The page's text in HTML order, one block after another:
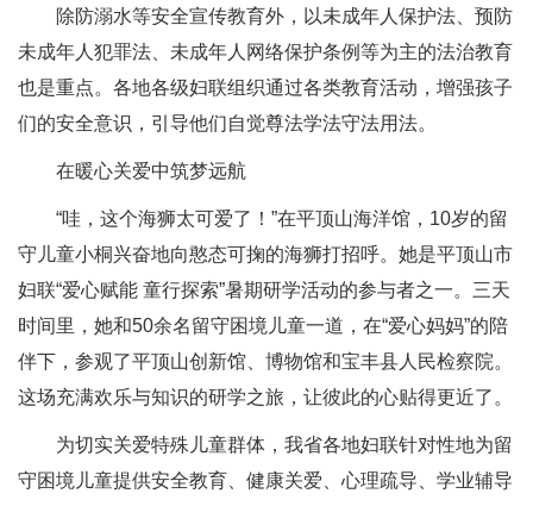
除防溺水等安全宣传教育外，以未成年人保护法、预防
未成年人犯罪法、未成年人网络保护条例等为主的法治教育
也是重点。各地各级妇联组织通过各类教育活动，增强孩子
们的安全意识，引导他们自觉尊法学法守法用法。
在暖心关爱中筑梦远航
“哇，这个海狮太可爱了！”在平顶山海洋馆，10岁的留
守儿童小桐兴奋地向憨态可掬的海狮打招呼。她是平顶山市
妇联“爱心赋能 童行探索”暑期研学活动的参与者之一。三天
时间里，她和50余名留守困境儿童一道，在“爱心妈妈”的陪
伴下，参观了平顶山创新馆、博物馆和宝丰县人民检察院。
这场充满欢乐与知识的研学之旅，让彼此的心贴得更近了。
为切实关爱特殊儿童群体，我省各地妇联针对性地为留
守困境儿童提供安全教育、健康关爱、心理疏导、学业辅导